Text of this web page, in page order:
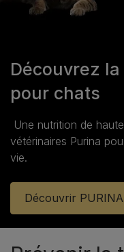
Découvrez la
pour chats
Une nutrition de
vétérinaires Purina
vie.
Découvrir